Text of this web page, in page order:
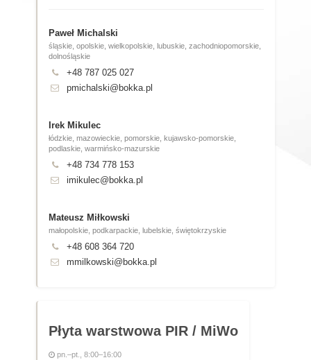
Paweł Michalski
śląskie, opolskie, wielkopolskie, lubuskie, zachodniopomorskie,
dolnośląskie
+48 787 025 027
pmichalski@bokka.pl
Irek Mikulec
łódzkie, mazowieckie, pomorskie, kujawsko-pomorskie,
podlaskie, warmińsko-mazurskie
+48 734 778 153
imikulec@bokka.pl
Mateusz Miłkowski
małopolskie, podkarpackie, lubelskie, świętokrzyskie
+48 608 364 720
mmilkowski@bokka.pl
Płyta warstwowa PIR / MiWo
pn.–pt., 8:00–16:00